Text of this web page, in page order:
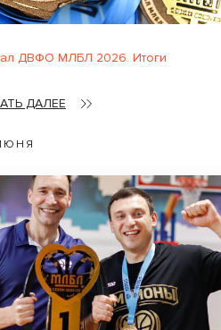
ДВФО МЛБЛ 2026. Итоги
ДАЛЕЕ